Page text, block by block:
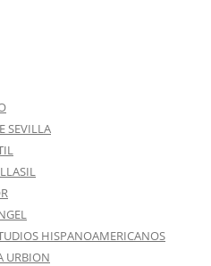
SEVILLA
HISPANOAMERICANOS
URBION